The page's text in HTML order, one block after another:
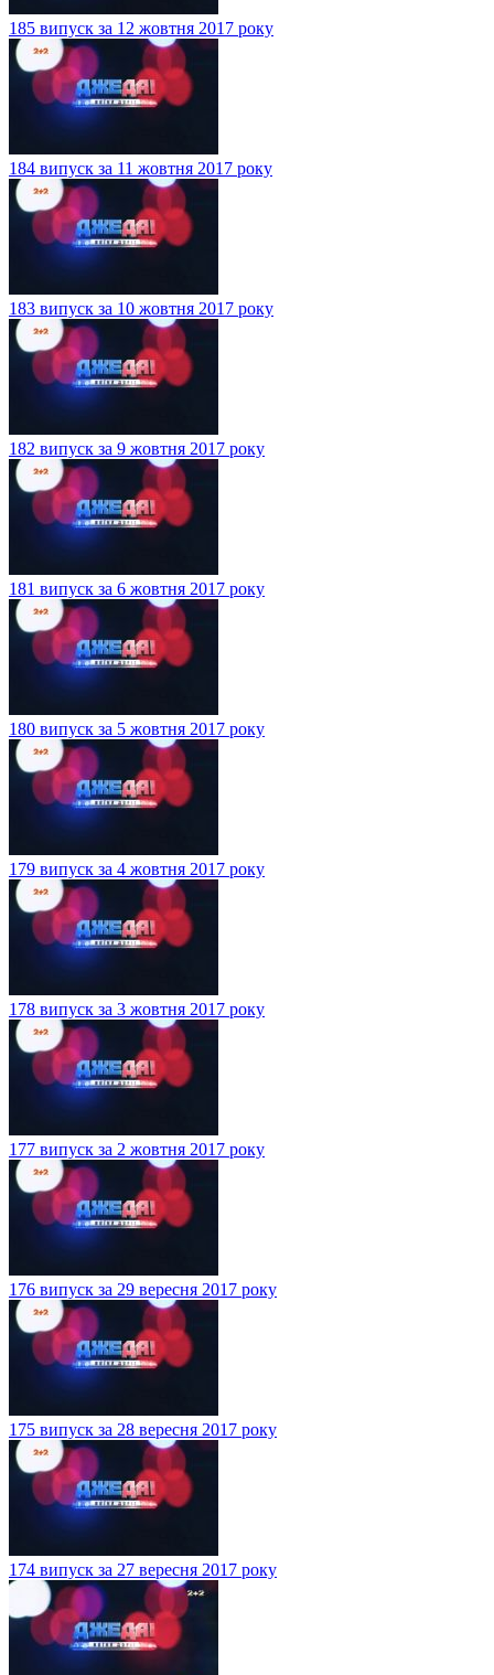
185 випуск за 12 жовтня 2017 року
184 випуск за 11 жовтня 2017 року
183 випуск за 10 жовтня 2017 року
182 випуск за 9 жовтня 2017 року
181 випуск за 6 жовтня 2017 року
180 випуск за 5 жовтня 2017 року
179 випуск за 4 жовтня 2017 року
178 випуск за 3 жовтня 2017 року
177 випуск за 2 жовтня 2017 року
176 випуск за 29 вересня 2017 року
175 випуск за 28 вересня 2017 року
174 випуск за 27 вересня 2017 року